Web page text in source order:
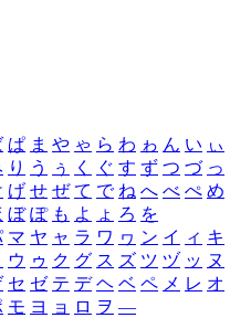
ぱ ま や ゃ ら わ ゎ ん い ぃ
り う ぅ く ぐ す ず つ づ っ
げ せ ぜ て で ね へ べ ぺ め
ぼ ぽ も よ ょ ろ を
マ ヤ ャ ラ ワ ヮ ン イ ィ キ
ウ ゥ ク グ ス ズ ツ ヅ ッ ヌ
セ ゼ テ デ ヘ ベ ペ メ レ オ
モ ヨ ョ ロ ヲ ―